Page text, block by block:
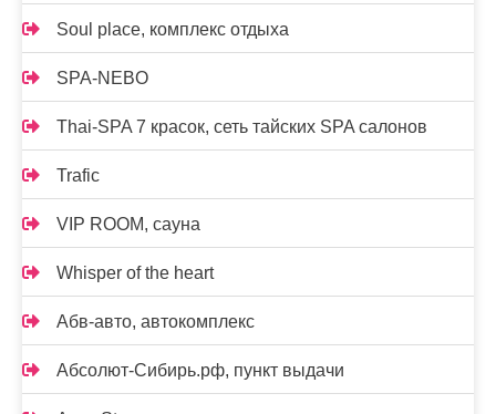
Soul place, комплекс отдыха
SPA-NEBO
Thai-SPA 7 красок, сеть тайских SPA салонов
Trafic
VIP ROOM, сауна
Whisper of the heart
Абв-авто, автокомплекс
Абсолют-Сибирь.рф, пункт выдачи